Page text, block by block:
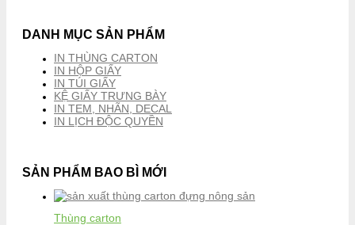
DANH MỤC SẢN PHẨM
IN THÙNG CARTON
IN HỘP GIẤY
IN TÚI GIẤY
KỆ GIẤY TRƯNG BÀY
IN TEM, NHÃN, DECAL
IN LỊCH ĐỘC QUYỀN
SẢN PHẨM BAO BÌ MỚI
Thùng carton